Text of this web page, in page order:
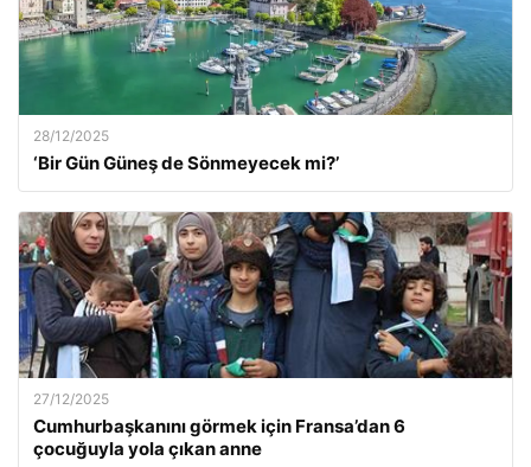
28/12/2025
‘Bir Gün Güneş de Sönmeyecek mi?’
27/12/2025
Cumhurbaşkanını görmek için Fransa’dan 6
çocuğuyla yola çıkan anne